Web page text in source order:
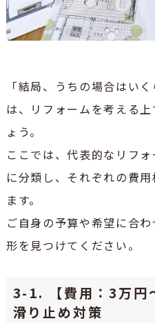
「結局、うちの場合はい
は、リフォームを考える
ょう。
ここでは、代表的なリフ
に分類し、それぞれの費
ます。
ご自身の予算や希望に合
形を見つけてください。
3-1. 【費用：3万円
滑り止め対策